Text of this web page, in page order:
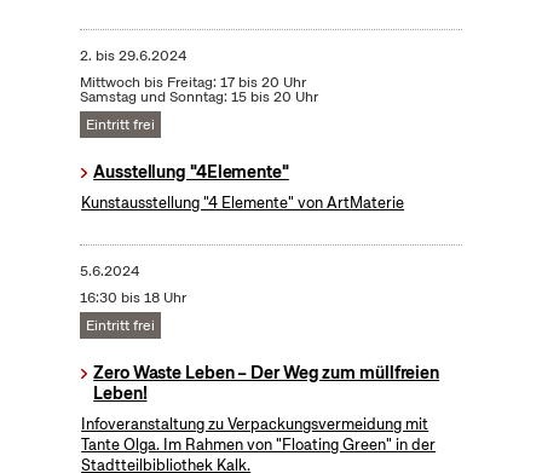
2. bis29.6.2024
Mittwoch bis Freitag: 17 bis 20 Uhr
Samstag und Sonntag: 15 bis 20 Uhr
Eintritt frei
Ausstellung "4Elemente"
Kunstausstellung "4 Elemente" von ArtMaterie
5.6.2024
16:30 bis 18 Uhr
Eintritt frei
Zero Waste Leben – Der Weg zum müllfreien
Leben!
Infoveranstaltung zu Verpackungsvermeidung mit
Tante Olga. Im Rahmen von "Floating Green" in der
Stadtteilbibliothek Kalk.